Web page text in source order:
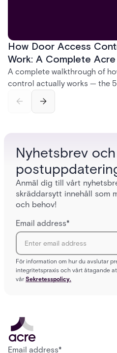
How Door Access
Work: A Complete
A complete walkthrough of
control actually works — the
and software components,
Nyhetsbrev
Anmäl dig till vårt
skräddarsytt innehåll som
och behov!
Email address*
För information om hur du avslutar
integritetspraxis och vårt åtagande
vår Sekretesspolicy.
Email address*